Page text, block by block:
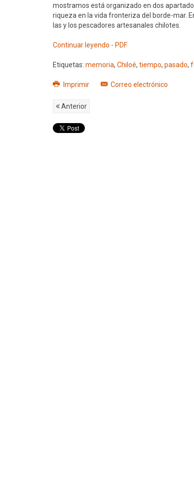
mostramos está organizado en dos
riqueza en la vida fronteriza del borde-mar.
las y los pescadores artesanales chilotes.
Continuar leyendo - PDF
Etiquetas: memoria, Chiloé, tiempo, pasado,
Imprimir Correo electrónico
Anterior